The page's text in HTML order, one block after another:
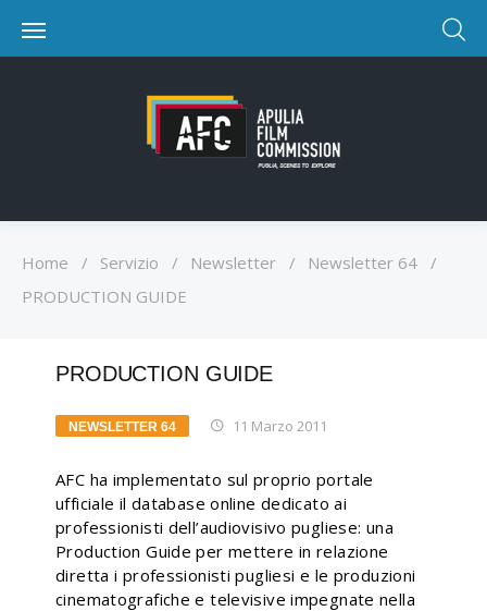
Home / Servizio / Newsletter / Newsletter 64 /
PRODUCTION GUIDE
PRODUCTION GUIDE
NEWSLETTER 64 11 Marzo 2011
AFC ha implementato sul proprio portale
ufficiale il database online dedicato ai
professionisti dell’audiovisivo pugliese: una
Production Guide per mettere in relazione
diretta i professionisti pugliesi e le produzioni
cinematografiche e televisive impegnate nella